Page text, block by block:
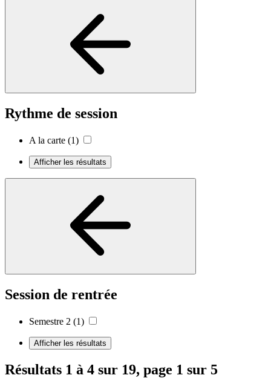
Rythme de session
A la carte (1)
Afficher les résultats
Session de rentrée
Semestre 2 (1)
Afficher les résultats
Résultats 1 à 4 sur 19, page 1 sur 5